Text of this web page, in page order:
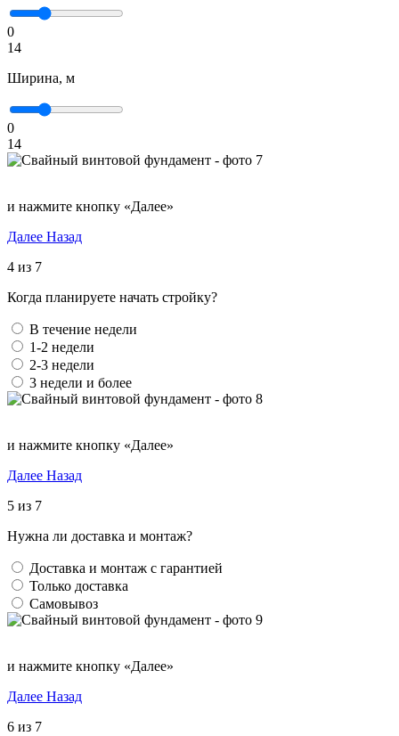
0
14
Ширина, м
0
14
и нажмите кнопку «Далее»
Далее Назад
4 из 7
Когда планируете начать стройку?
В течение недели
1-2 недели
2-3 недели
3 недели и более
и нажмите кнопку «Далее»
Далее Назад
5 из 7
Нужна ли доставка и монтаж?
Доставка и монтаж с гарантией
Только доставка
Самовывоз
и нажмите кнопку «Далее»
Далее Назад
6 из 7